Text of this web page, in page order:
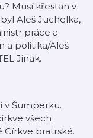
Musí křesťan v
Aleš Juchelka,
práce a
a politika/Aleš
Jinak.
v Šumperku.
všech
bratrské.